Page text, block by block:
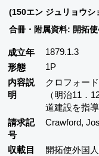
(150エン ジュリョウシ
合冊・附属資料: 開拓
成立年
1879.1.3
形態
1P
内容説
明
クロフォー
（明治11．
道建設を指導
請求記
号
Crawford,
収載目
開拓使外国